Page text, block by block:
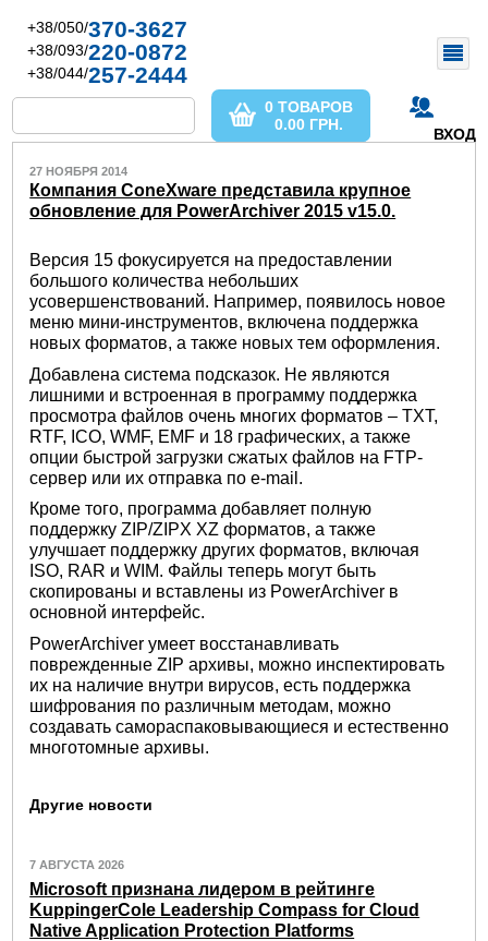
+38/050/370-3627
+38/093/220-0872
+38/044/257-2444
ВХОД
0 ТОВАРОВ
0.00 ГРН.
27 НОЯБРЯ 2014
Компания ConeXware представила крупное
обновление для PowerArchiver 2015 v15.0.
Версия 15 фокусируется на предоставлении
большого количества небольших
усовершенствований. Например, появилось новое
меню мини-инструментов, включена поддержка
новых форматов, а также новых тем оформления.
Добавлена система подсказок. Не являются
лишними и встроенная в программу поддержка
просмотра файлов очень многих форматов – TXT,
RTF, ICO, WMF, EMF и 18 графических, а также
опции быcтрой загрузки сжатых файлов на FTP-
сервер или их отправка по e-mail.
Кроме того, программа добавляет полную
поддержку ZIP/ZIPX XZ форматов, а также
улучшает поддержку других форматов, включая
ISO, RAR и WIM. Файлы теперь могут быть
скопированы и вставлены из PowerArchiver в
основной интерфейс.
PowerArchiver умеет восстанавливать
поврежденные ZIP архивы, можно инспектировать
их на наличие внутри вирусов, есть поддержка
шифрования по различным методам, можно
создавать самораспаковывающиеся и естественно
многотомные архивы.
Другие новости
7 АВГУСТА 2026
Microsoft признана лидером в рейтинге
KuppingerCole Leadership Compass for Cloud
Native Application Protection Platforms